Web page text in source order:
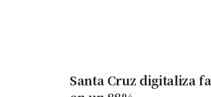
Santa Cruz digitaliza